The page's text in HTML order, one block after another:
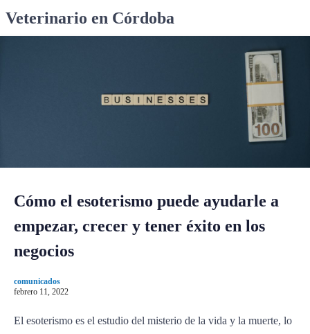
Veterinario en Córdoba
Cómo el esoterismo puede ayudarle a
empezar, crecer y tener éxito en los
negocios
comunicados
febrero 11, 2022
El esoterismo es el estudio del misterio de la vida y la muerte, lo